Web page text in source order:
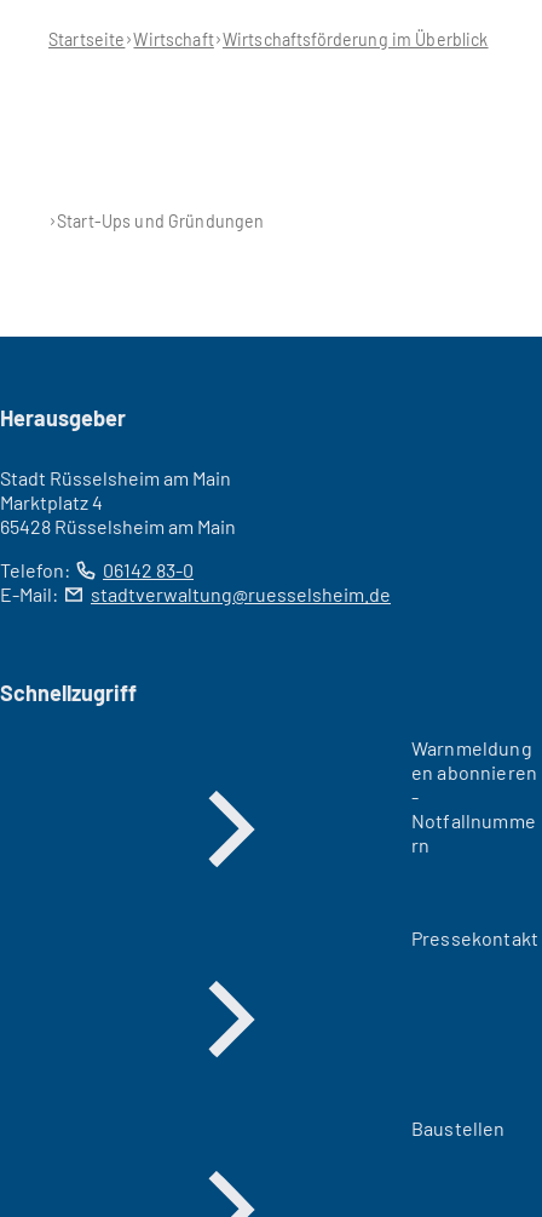
hier:Startseite Wirtschaft Wirtschaftsförderung im Überblick
Start-Ups und Gründungen
Seitenfuß
Herausgeber
Stadt Rüsselsheim am Main
Marktplatz 4
65428 Rüsselsheim am Main
Telefon:
06142 83-0
E-Mail:
stadtverwaltung ruesselsheim de
Schnellzugriff
Warnmeldung
en abonnieren
-
Notfallnumme
rn
Pressekontakt
Baustellen